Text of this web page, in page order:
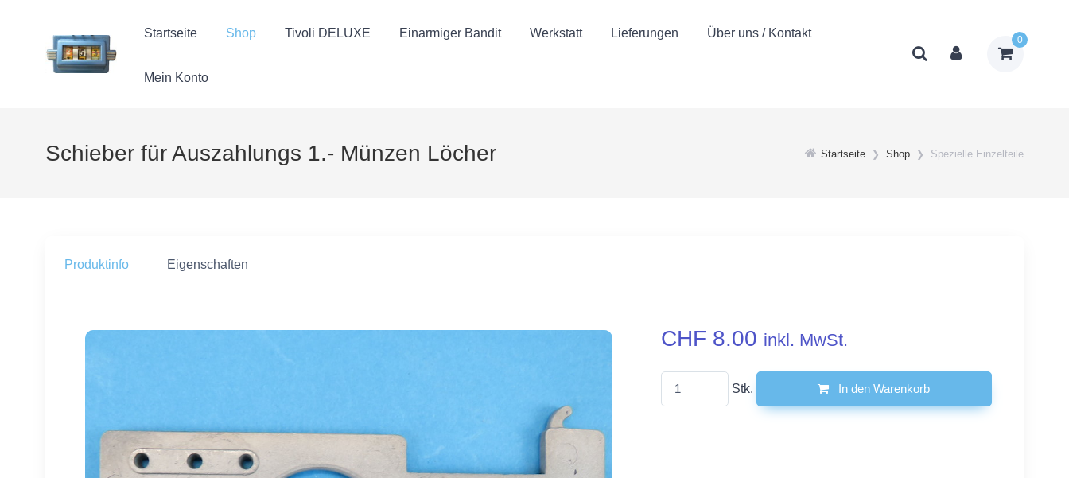
0
Startseite Shop Tivoli DELUXE Einarmiger Bandit Werkstatt Lieferungen Über uns / Kontakt
Mein Konto
Startseite Shop Spezielle Einzelteile
Schieber für Auszahlungs 1.- Münzen Löcher
Produktinfo Eigenschaften
CHF 8.00 inkl. MwSt.
Stk. In den Warenkorb